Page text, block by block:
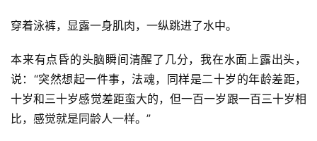
穿着泳裤，显露一身肌肉，一纵跳进了水中。
本来有点昏的头脑瞬间清醒了几分，我在水面上露出头，
说：“突然想起一件事，法魂，同样是二十岁的年龄差距，
十岁和三十岁感觉差距蛮大的，但一百一岁跟一百三十岁相
比，感觉就是同龄人一样。”